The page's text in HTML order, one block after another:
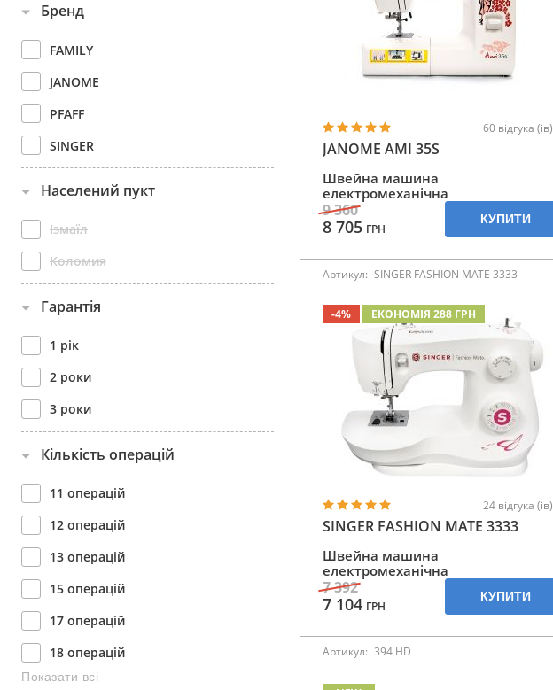
Бренд
FAMILY
JANOME
PFAFF
SINGER
Населений пукт
Ізмаїл
Коломия
Гарантія
1 рік
2 роки
3 роки
Кількість операцій
11 операцій
12 операцій
13 операцій
15 операцій
17 операцій
18 операцій
19 операцій
Показати всі
60 відгука (ів)
JANOME AMI 35S
Швейна машина
електромеханічна
9 360
8 705 ГРН
КУПИТИ
Артикул: SINGER FASHION MATE 3333
-4% ЕКОНОМІЯ 288 ГРН
24 відгука (ів)
SINGER FASHION MATE 3333
Швейна машина
електромеханічна
7 392
7 104 ГРН
КУПИТИ
Артикул: 394 HD